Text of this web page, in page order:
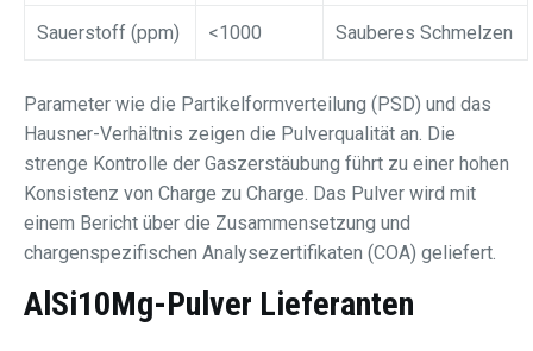
Sauerstoff (ppm) <1000 Sauberes Schmelzen
Parameter wie die Partikelformverteilung (PSD) und das
Hausner-Verhältnis zeigen die Pulverqualität an. Die
strenge Kontrolle der Gaszerstäubung führt zu einer hohen
Konsistenz von Charge zu Charge. Das Pulver wird mit
einem Bericht über die Zusammensetzung und
chargenspezifischen Analysezertifikaten (COA) geliefert.
AlSi10Mg-Pulver Lieferanten